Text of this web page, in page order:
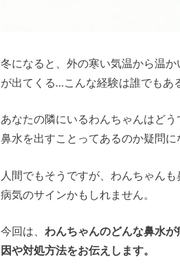
冬になると、外の寒い気温から温
が出てくる…こんな経験は誰でもあ
あなたの隣にいるわんちゃんはどう
鼻水を出すことってあるのか疑問に
人間でもそうですが、わんちゃん
病気のサインかもしれません。
今回は、 わんちゃんのどんな鼻水
因や対処方法をお伝えします。